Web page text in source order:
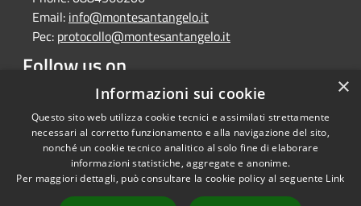
Email: info@montesantangelo.it
Pec: protocollo@montesantangelo.it
Follow us on
FacebookYoutubeInstagramTelegramWhatsapp
RSS
Accessibility
Copyright © 2026 • Comune
Monte Sant'Angelo • Powered
×
Informazioni sui cookie
Questo sito web utilizza cookie tecnici e assimilati strettamente
necessari al corretto funzionamento e alla navigazione del sito,
nonché un cookie tecnico analitico al solo fine di elaborare
informazioni statistiche, aggregate e anonime.
Per maggiori dettagli, può consultare la cookie policy al seguente Link